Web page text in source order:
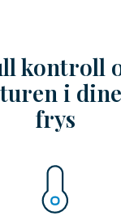
kontroll
i
frys